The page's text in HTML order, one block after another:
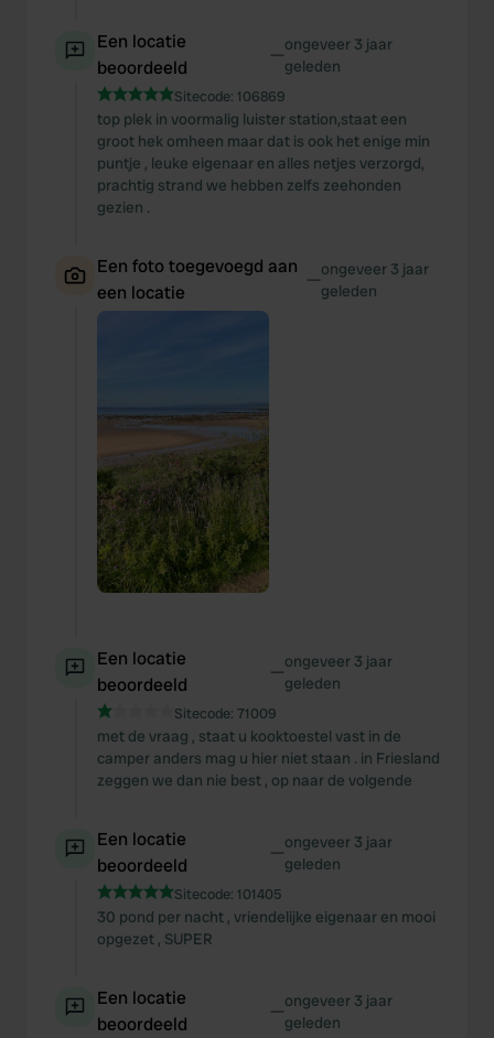
our social media, advertising and analytics partners who
may combine it with other information that you’ve
provided to them or that they’ve collected from your use
of their services.
Een locatie
beoordeeld
—ongeveer 3 jaar
geleden
Sitecode: 106869
top plek in voormalig luister station,staat een
groot hek omheen maar dat is ook het enige min
puntje , leuke eigenaar en alles netjes verzorgd,
prachtig strand we hebben zelfs zeehonden
gezien .
Een foto toegevoegd aan
een locatie
—ongeveer 3 jaar
geleden
Een locatie
beoordeeld
—ongeveer 3 jaar
geleden
Sitecode: 71009
met de vraag , staat u kooktoestel vast in de
camper anders mag u hier niet staan . in Friesland
zeggen we dan nie best , op naar de volgende
Een locatie
beoordeeld
—ongeveer 3 jaar
geleden
Sitecode: 101405
30 pond per nacht , vriendelijke eigenaar en mooi
opgezet , SUPER
Een locatie
beoordeeld
—ongeveer 3 jaar
geleden